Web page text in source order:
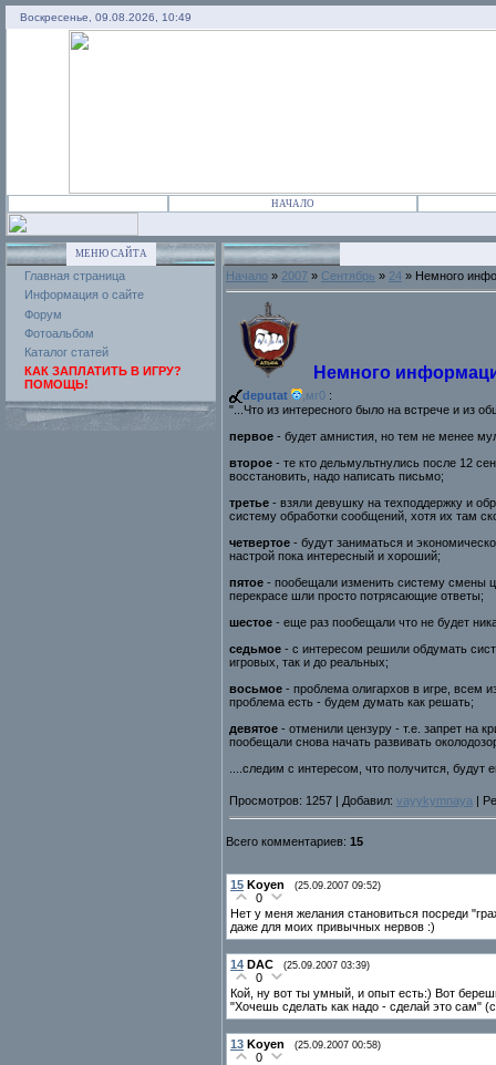
Воскресенье, 09.08.2026, 10:49
НАЧАЛО
МЕНЮ САЙТА
Главная страница
Информация о сайте
Форум
Фотоальбом
Каталог статей
КАК ЗАПЛАТИТЬ В ИГРУ?
ПОМОЩЬ!
Начало » 2007 » Сентябрь » 24 » Немного
Немного
deputat мг0 :
"...Что из интересного было на встрече и из
первое - будет амнистия, но тем не менее
второе - те кто дельмультнулись после 12
восстановить, надо написать письмо;
третье - взяли девушку на техподдержку и
систему обработки сообщений, хотя их там
четвертое - будут заниматься и
настрой пока интересный и хороший;
пятое - пообещали изменить систему смены
перекрасе шли просто потрясающие ответы;
шестое - еще раз пообещали что не будет
седьмое - с интересом решили обдумать
игровых, так и до реальных;
восьмое - проблема олигархов в игре, всем
проблема есть - будем думать как решать;
девятое - отменили цензуру - т.е. запрет на
пообещали снова начать развивать
....следим с интересом, что получится,
Просмотров: 1257 | Добавил: vayykymnaya |
Всего комментариев: 15
15 Koyen (25.09.2007 09:52)
0
Нет у меня желания становиться посреди
даже для моих привычных нервов :)
14 DAC (25.09.2007 03:39)
0
Кой, ну вот ты умный, и опыт есть:) Вот
"Хочешь сделать как надо - сделай это сам"
13 Koyen (25.09.2007 00:58)
0